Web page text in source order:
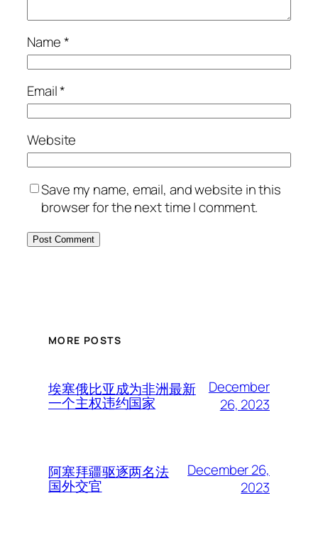
Name*
Email*
Website
Save my name, email, and website in this
browser for the next time I comment.
MORE POSTS
埃塞俄比亚成为非洲最新
一个主权违约国家
December
26, 2023
阿塞拜疆驱逐两名法
国外交官
December 26,
2023